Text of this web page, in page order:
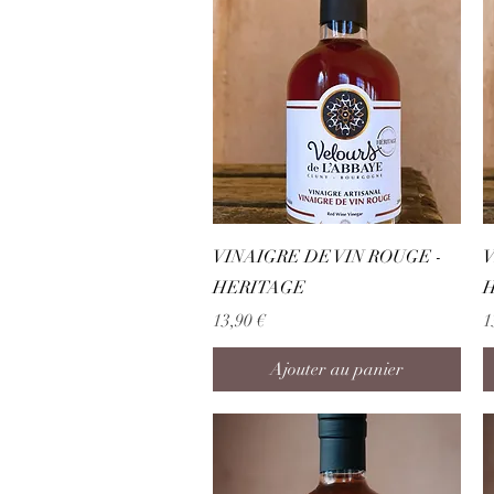
Aperçu rapide
VINAIGRE DE VIN ROUGE -
HERITAGE
Prix
13,90 €
Ajouter au panier